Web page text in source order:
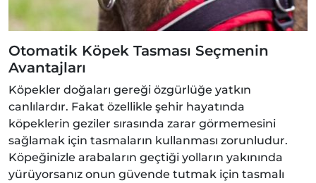
Otomatik Köpek Tasması Seçmenin
Avantajları
Köpekler doğaları gereği özgürlüğe yatkın
canlılardır. Fakat özellikle şehir hayatında
köpeklerin geziler sırasında zarar görmemesini
sağlamak için tasmaların kullanması zorunludur.
Köpeğinizle arabaların geçtiği yolların yakınında
yürüyorsanız onun güvende tutmak için tasmalı